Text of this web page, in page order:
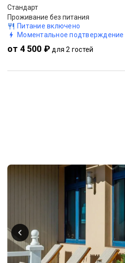
Стандарт
Проживание без питания
Питание включено
Моментальное подтверждение
от 4 500 ₽ для 2 гостей